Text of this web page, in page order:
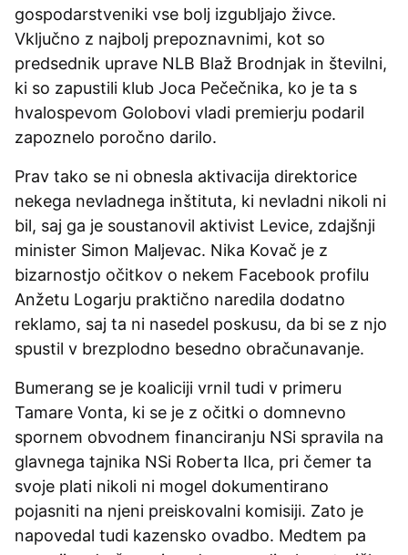
gospodarstveniki vse bolj izgubljajo živce.
Vključno z najbolj prepoznavnimi, kot so
predsednik uprave NLB Blaž Brodnjak in številni,
ki so zapustili klub Joca Pečečnika, ko je ta s
hvalospevom Golobovi vladi premierju podaril
zapoznelo poročno darilo.
Prav tako se ni obnesla aktivacija direktorice
nekega nevladnega inštituta, ki nevladni nikoli ni
bil, saj ga je soustanovil aktivist Levice, zdajšnji
minister Simon Maljevac. Nika Kovač je z
bizarnostjo očitkov o nekem Facebook profilu
Anžetu Logarju praktično naredila dodatno
reklamo, saj ta ni nasedel poskusu, da bi se z njo
spustil v brezplodno besedno obračunavanje.
Bumerang se je koaliciji vrnil tudi v primeru
Tamare Vonta, ki se je z očitki o domnevno
spornem obvodnem financiranju NSi spravila na
glavnega tajnika NSi Roberta Ilca, pri čemer ta
svoje plati nikoli ni mogel dokumentirano
pojasniti na njeni preiskovalni komisiji. Zato je
napovedal tudi kazensko ovadbo. Medtem pa